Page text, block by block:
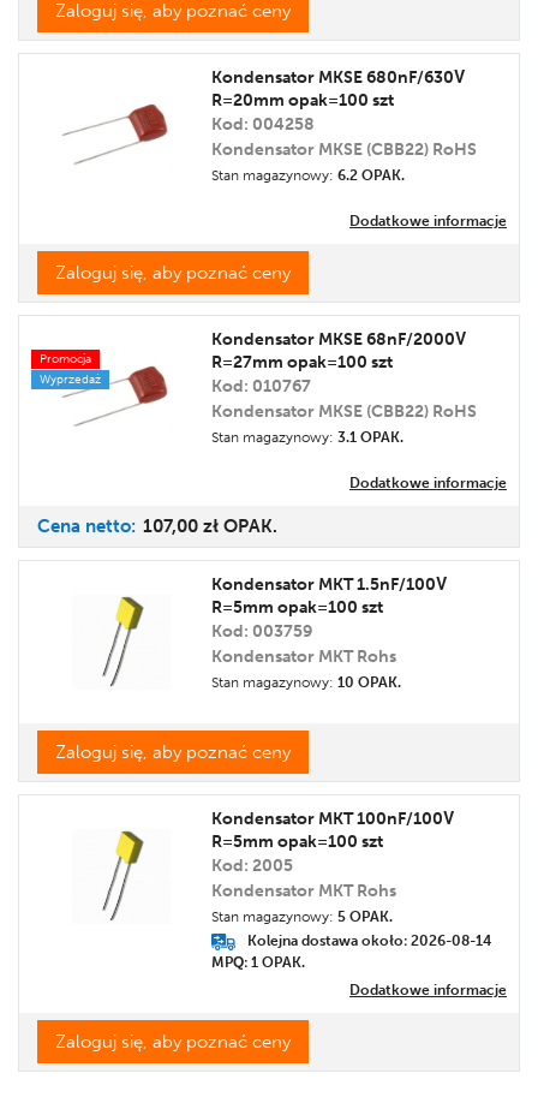
Zaloguj się, aby poznać ceny
Kondensator MKSE 680nF/630V
R=20mm opak=100 szt
Kod: 004258
Kondensator MKSE (CBB22) RoHS
Stan magazynowy: 6.2 OPAK.
Dodatkowe informacje
Zaloguj się, aby poznać ceny
Promocja
Wyprzedaż
Kondensator MKSE 68nF/2000V
R=27mm opak=100 szt
Kod: 010767
Kondensator MKSE (CBB22) RoHS
Stan magazynowy: 3.1 OPAK.
Dodatkowe informacje
Cena netto: 107,00 zł OPAK.
Kondensator MKT 1.5nF/100V
R=5mm opak=100 szt
Kod: 003759
Kondensator MKT Rohs
Stan magazynowy: 10 OPAK.
Zaloguj się, aby poznać ceny
Kondensator MKT 100nF/100V
R=5mm opak=100 szt
Kod: 2005
Kondensator MKT Rohs
Kolejna dostawa około: 2026-08-14
Stan magazynowy: 5 OPAK.
MPQ: 1 OPAK.
Dodatkowe informacje
Zaloguj się, aby poznać ceny